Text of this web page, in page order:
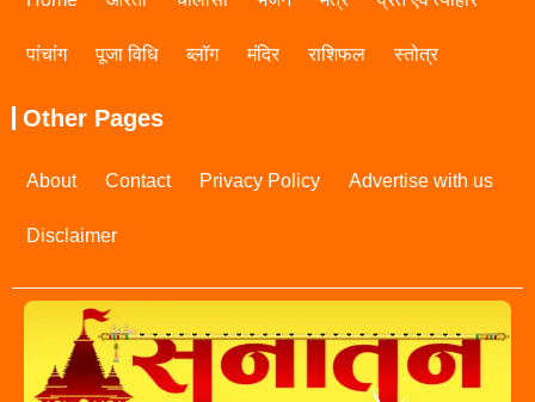
पांचांग पूजा विधि ब्लॉग मंदिर राशिफल स्तोत्र
Other Pages
About Contact Privacy Policy Advertise with us
Disclaimer